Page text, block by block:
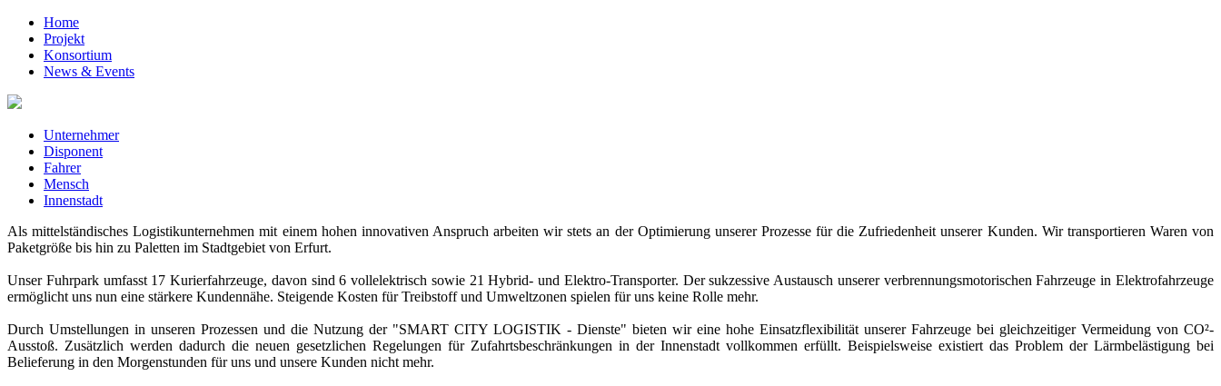
Home
Projekt
Konsortium
News & Events
Unternehmer
Disponent
Fahrer
Mensch
Innenstadt
Als mittelständisches Logistikunternehmen mit einem hohen innovativen Anspruch arbeiten wir stets an der Optimierung unserer Prozesse für die Zufriedenheit unserer Kunden. Wir transportieren Waren von
Paketgröße bis hin zu Paletten im Stadtgebiet von Erfurt.
Unser Fuhrpark umfasst 17 Kurierfahrzeuge, davon sind 6 vollelektrisch sowie 21 Hybrid- und Elektro-Transporter. Der sukzessive Austausch unserer verbrennungsmotorischen Fahrzeuge in Elektrofahrzeuge
ermöglicht uns nun eine stärkere Kundennähe. Steigende Kosten für Treibstoff und Umweltzonen spielen für uns keine Rolle mehr.
Durch Umstellungen in unseren Prozessen und die Nutzung der "SMART CITY LOGISTIK - Dienste" bieten wir eine hohe Einsatzflexibilität unserer Fahrzeuge bei gleichzeitiger Vermeidung von CO²-
Ausstoß. Zusätzlich werden dadurch die neuen gesetzlichen Regelungen für Zufahrtsbeschränkungen in der Innenstadt vollkommen erfüllt. Beispielsweise existiert das Problem der Lärmbelästigung bei
Belieferung in den Morgenstunden für uns und unsere Kunden nicht mehr.